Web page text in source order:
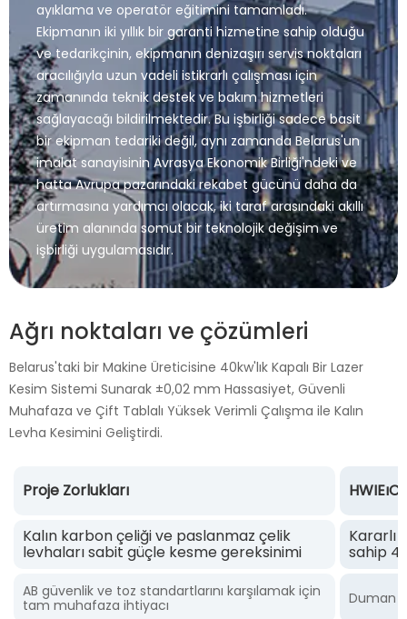
ayıklama ve operatör eğitimini tamamladı.
Ekipmanın iki yıllık bir garanti hizmetine sahip olduğu
ve tedarikçinin, ekipmanın denizaşırı servis noktaları
aracılığıyla uzun vadeli istikrarlı çalışması için
zamanında teknik destek ve bakım hizmetleri
sağlayacağı bildirilmektedir. Bu işbirliği sadece basit
bir ekipman tedariki değil, aynı zamanda Belarus'un
imalat sanayisinin Avrasya Ekonomik Birliği'ndeki ve
hatta Avrupa pazarındaki rekabet gücünü daha da
artırmasına yardımcı olacak, iki taraf arasındaki akıllı
üretim alanında somut bir teknolojik değişim ve
işbirliği uygulamasıdır.
Ağrı noktaları ve çözümleri
Belarus'taki bir Makine Üreticisine 40kw'lık Kapalı Bir Lazer
Kesim Sistemi Sunarak ±0,02 mm Hassasiyet, Güvenli
Muhafaza ve Çift Tablalı Yüksek Verimli Çalışma ile Kalın
Levha Kesimini Geliştirdi.
Proje Zorlukları
Kalın karbon çeliği ve paslanmaz çelik
levhaları sabit güçle kesme gereksinimi
Kararlı
sahip
AB güvenlik ve toz standartlarını karşılamak için
tam muhafaza ihtiyacı
Duman